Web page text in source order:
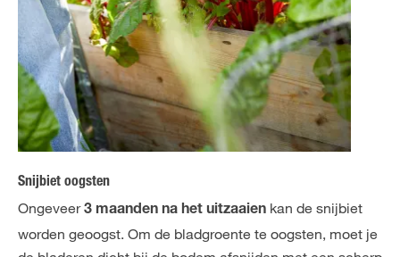
Snijbiet oogsten
Ongeveer3 maanden na het uitzaaien kan de snijbiet
worden geoogst. Om de bladgroente te oogsten, moet je